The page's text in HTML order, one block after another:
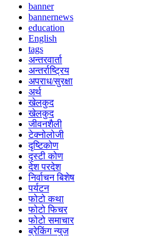
banner
bannernews
education
English
tags
अन्तरवार्ता
अन्तर्राष्ट्रिय
अपराध/सुरक्षा
अर्थ
खेलकुद
खेलकुद
जीवनशैली
टेक्नोलोजी
दृष्टिकोण
दृस्टी कोण
देश परदेश
निर्वाचन बिशेष
पर्यटन
फोटो कथा
फोटो फिचर
फोटो समाचार
ब्रेकिंग न्युज